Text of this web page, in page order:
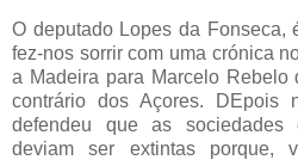
O deputado Lopes da Fonseca,
fez-nos sorrir com uma crónica
a Madeira para Marcelo Rebelo
contrário dos Açores.
defendeu que as sociedades
deviam ser extintas porque,